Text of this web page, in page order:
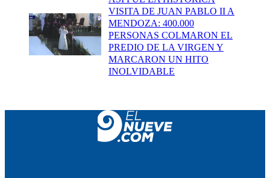
VISITA DE JUAN PABLO II A
MENDOZA: 400.000
PERSONAS COLMARON EL
PREDIO DE LA VIRGEN Y
MARCARON UN HITO
INOLVIDABLE